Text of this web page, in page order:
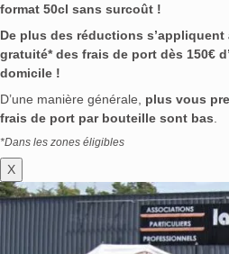
format 50cl sans surcoût !
De plus des réductions s’appliquent
gratuité* des frais de port dès 150€
domicile !
D’une manière générale, plus vous
frais de port par bouteille sont bas
*Dans les zones éligibles
X